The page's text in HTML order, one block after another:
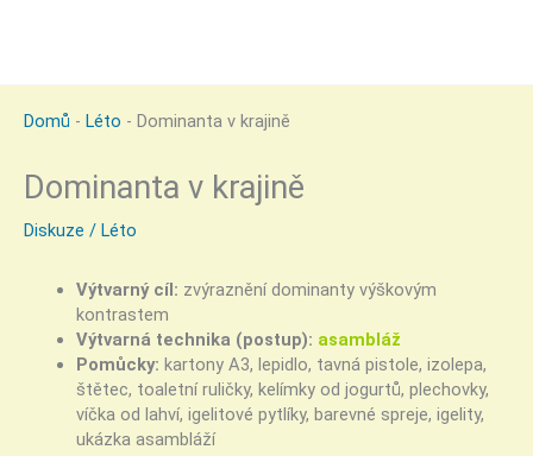
Domů - Léto - Dominanta v krajině
Dominanta v krajině
Diskuze / Léto
Výtvarný cíl: zvýraznění dominanty výškovým
kontrastem
Výtvarná technika (postup): asambláž
Pomůcky: kartony A3, lepidlo, tavná pistole, izolepa,
štětec, toaletní ruličky, kelímky od jogurtů, plechovky,
víčka od lahví, igelitové pytlíky, barevné spreje, igelity,
ukázka asambláží